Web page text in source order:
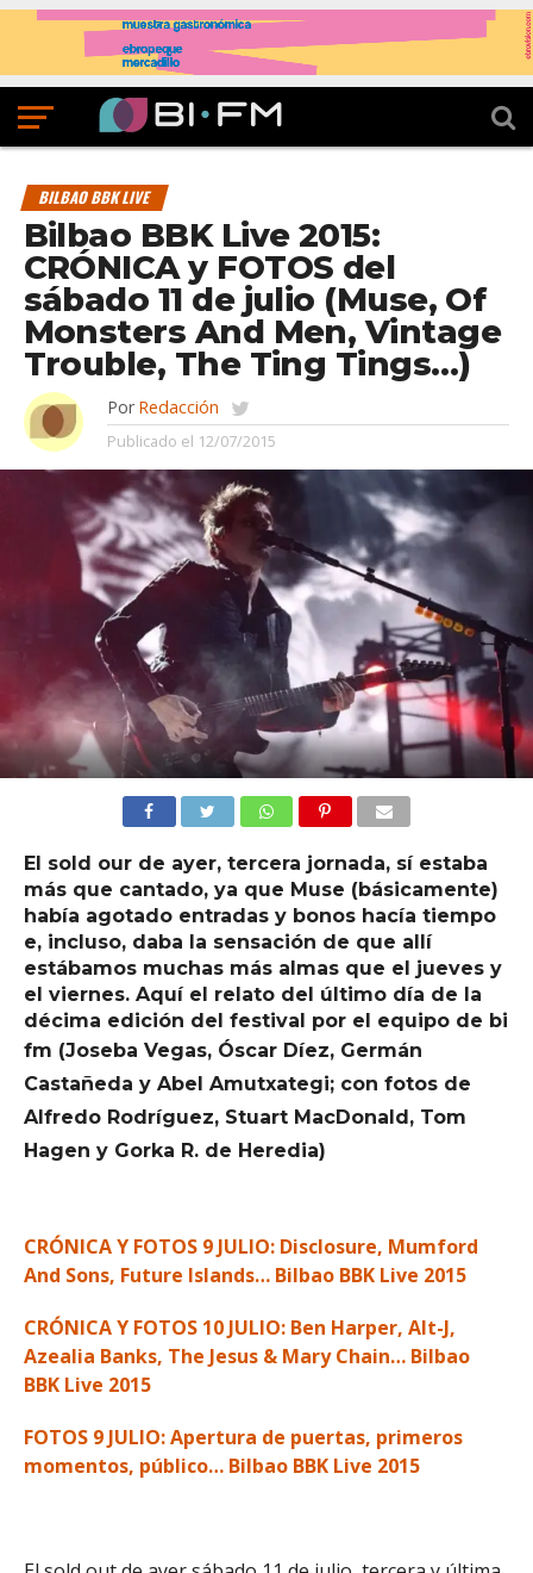
BILBAO BBK LIVE
Bilbao BBK Live 2015:
CRÓNICA y FOTOS del
sábado 11 de julio (Muse, Of
Monsters And Men, Vintage
Trouble, The Ting Tings…)
Por Redacción
Publicado el 12/07/2015
El sold our de ayer, tercera jornada, sí estaba
más que cantado, ya que Muse (básicamente)
había agotado entradas y bonos hacía tiempo
e, incluso, daba la sensación de que allí
estábamos muchas más almas que el jueves y
el viernes. Aquí el relato del último día de la
décima edición del festival por el equipo de bi
fm (Joseba Vegas, Óscar Díez, Germán
Castañeda y Abel Amutxategi; con fotos de
Alfredo Rodríguez, Stuart MacDonald, Tom
Hagen y Gorka R. de Heredia)
CRÓNICA Y FOTOS 9 JULIO: Disclosure, Mumford
And Sons, Future Islands… Bilbao BBK Live 2015
CRÓNICA Y FOTOS 10 JULIO: Ben Harper, Alt-J,
Azealia Banks, The Jesus & Mary Chain… Bilbao
BBK Live 2015
FOTOS 9 JULIO: Apertura de puertas, primeros
momentos, público… Bilbao BBK Live 2015